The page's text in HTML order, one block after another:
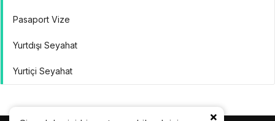
Pasaport Vize
Yurtdışı Seyahat
Yurtiçi Seyahat